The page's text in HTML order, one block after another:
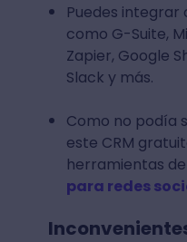
Puedes
como G-Suite,
Zapier, Google
Slack y más.
Como no podía
este CRM
herramientas de
para redes